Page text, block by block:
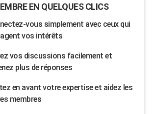
EN QUELQUES CLICS
vous simplement avec ceux qui
vos intérêts
vos discussions facilement et
plus de réponses
en avant votre expertise et aidez les
membres